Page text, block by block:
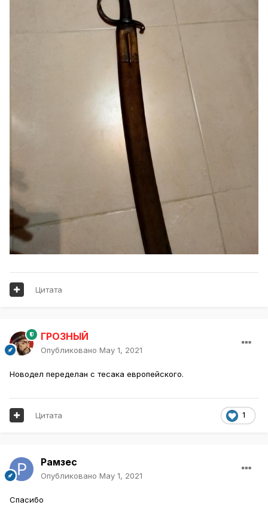
Цитата
ГРОЗНЫЙ
Опубликовано May 1, 2021
Новодел переделан с тесака европейского.
1
Цитата
Рамзес
Опубликовано May 1, 2021
Спасибо